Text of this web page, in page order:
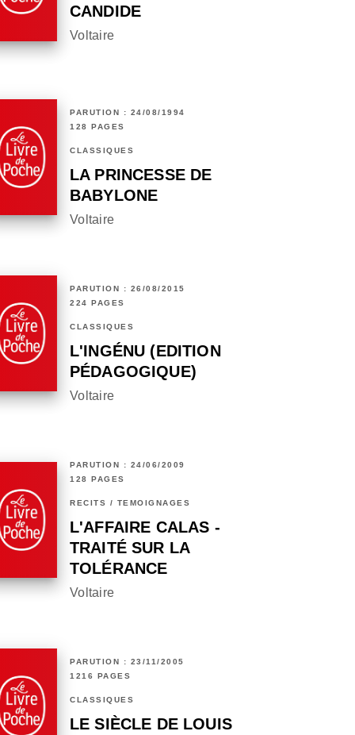
CANDIDE
Voltaire
PARUTION : 24/08/1994
128 PAGES
CLASSIQUES
LA PRINCESSE DE
BABYLONE
Voltaire
PARUTION : 26/08/2015
224 PAGES
CLASSIQUES
L'INGÉNU (EDITION
PÉDAGOGIQUE)
Voltaire
PARUTION : 24/06/2009
128 PAGES
RÉCITS / TÉMOIGNAGES
L'AFFAIRE CALAS -
TRAITÉ SUR LA
TOLÉRANCE
Voltaire
PARUTION : 23/11/2005
1216 PAGES
CLASSIQUES
LE SIÈCLE DE LOUIS